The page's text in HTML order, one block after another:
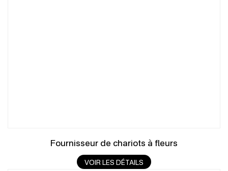
Fournisseur de chariots à fleurs
VOIR LES DÉTAILS